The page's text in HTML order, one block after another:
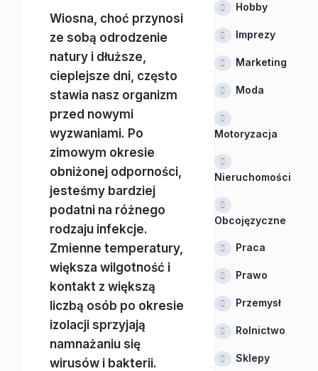
Wiosna, choć przynosi
ze sobą odrodzenie
natury i dłuższe,
cieplejsze dni, często
stawia nasz organizm
przed nowymi
wyzwaniami. Po
zimowym okresie
obniżonej odporności,
jesteśmy bardziej
podatni na różnego
rodzaju infekcje.
Zmienne temperatury,
większa wilgotność i
kontakt z większą
liczbą osób po okresie
izolacji sprzyjają
namnażaniu się
wirusów i bakterii.
Hobby
Imprezy
Marketing
Moda
Motoryzacja
Nieruchomości
Obcojęzyczne
Praca
Prawo
Przemysł
Rolnictwo
Sklepy